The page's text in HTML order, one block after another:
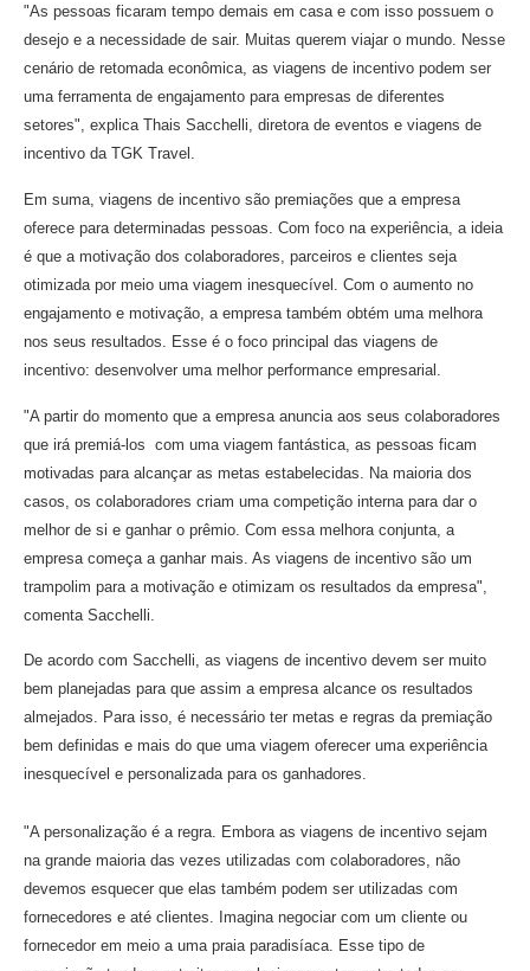
"As pessoas ficaram tempo demais em casa e com isso possuem o
desejo e a necessidade de sair. Muitas querem viajar o mundo. Nesse
cenário de retomada econômica, as viagens de incentivo podem ser
uma ferramenta de engajamento para empresas de diferentes
setores", explica Thais Sacchelli, diretora de eventos e viagens de
incentivo da TGK Travel.
Em suma, viagens de incentivo são premiações que a empresa
oferece para determinadas pessoas. Com foco na experiência, a ideia
é que a motivação dos colaboradores, parceiros e clientes seja
otimizada por meio uma viagem inesquecível. Com o aumento no
engajamento e motivação, a empresa também obtém uma melhora
nos seus resultados. Esse é o foco principal das viagens de
incentivo: desenvolver uma melhor performance empresarial.
"A partir do momento que a empresa anuncia aos seus colaboradores
que irá premiá-los com uma viagem fantástica, as pessoas ficam
motivadas para alcançar as metas estabelecidas. Na maioria dos
casos, os colaboradores criam uma competição interna para dar o
melhor de si e ganhar o prêmio. Com essa melhora conjunta, a
empresa começa a ganhar mais. As viagens de incentivo são um
trampolim para a motivação e otimizam os resultados da empresa",
comenta Sacchelli.
De acordo com Sacchelli, as viagens de incentivo devem ser muito
bem planejadas para que assim a empresa alcance os resultados
almejados. Para isso, é necessário ter metas e regras da premiação
bem definidas e mais do que uma viagem oferecer uma experiência
inesquecível e personalizada para os ganhadores.
"A personalização é a regra. Embora as viagens de incentivo sejam
na grande maioria das vezes utilizadas com colaboradores, não
devemos esquecer que elas também podem ser utilizadas com
fornecedores e até clientes. Imagina negociar com um cliente ou
fornecedor em meio a uma praia paradisíaca. Esse tipo de